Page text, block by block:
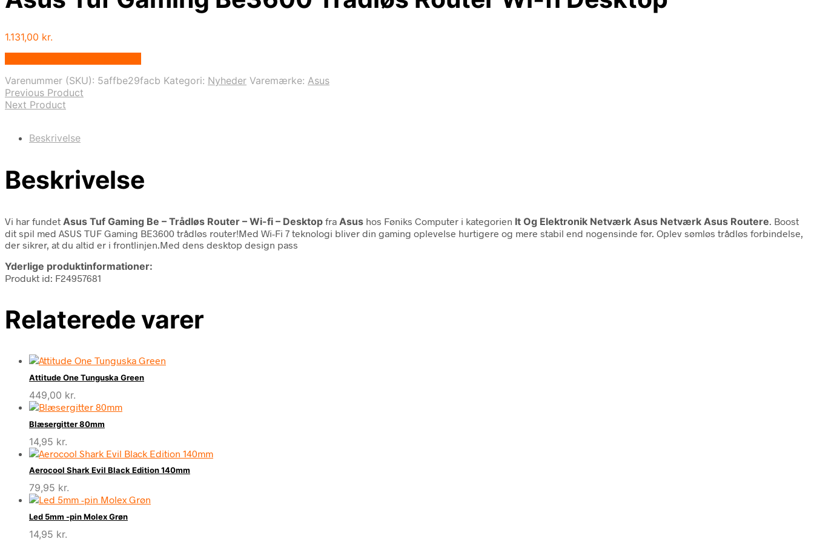
1.131,00 kr.
Varenummer (SKU): 5affbe29facb Kategori: Nyheder Varemærke: Asus
Previous Product
Next Product
Beskrivelse
Beskrivelse
Vi har fundet Asus Tuf Gaming Be – Trådløs Router – Wi-fi – Desktop fra Asus hos Føniks Computer i kategorien It Og Elektronik Netværk Asus Netværk Asus Routere . Boost
dit spil med ASUS TUF Gaming BE3600 trådløs router!Med Wi-Fi 7 teknologi bliver din gaming oplevelse hurtigere og mere stabil end nogensinde før. Oplev sømløs trådløs forbindelse,
der sikrer, at du altid er i frontlinjen.Med dens desktop design pass
Yderlige produktinformationer:
Produkt id: F24957681
Relaterede varer
Attitude One Tunguska Green
449,00 kr.
Blæsergitter 80mm
14,95 kr.
Aerocool Shark Evil Black Edition 140mm
79,95 kr.
Led 5mm -pin Molex Grøn
14,95 kr.